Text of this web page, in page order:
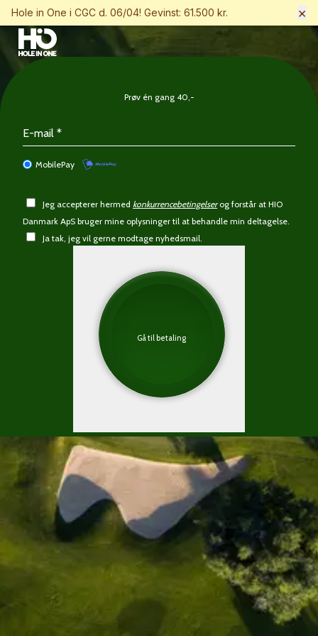
Hole in One i CGC d. 06/04! Gevinst: 61.500 kr. ×
Prøv én gang 40,-
MobilePay
Jeg accepterer hermed konkurrencebetingelserog forstår at HIO
Danmark ApS bruger mine oplysninger til at behandle min deltagelse.
Ja tak, jeg vil gerne modtage nyhedsmail.
Gå til betaling